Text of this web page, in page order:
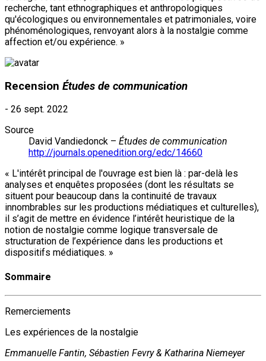
recherche, tant ethnographiques et anthropologiques
qu'écologiques ou environnementales et patrimoniales, voire
phénoménologiques, renvoyant alors à la nostalgie comme
affection et/ou expérience. »
Recension Études de communication
- 26 sept. 2022
Source
David Vandiedonck – Études de communication
http://journals.openedition.org/edc/14660
« L'intérêt principal de l'ouvrage est bien là : par-delà les
analyses et enquêtes proposées (dont les résultats se
situent pour beaucoup dans la continuité de travaux
innombrables sur les productions médiatiques et culturelles),
il s’agit de mettre en évidence l’intérêt heuristique de la
notion de nostalgie comme logique transversale de
structuration de l’expérience dans les productions et
dispositifs médiatiques. »
Sommaire
Remerciements
Les expériences de la nostalgie
Emmanuelle Fantin, Sébastien Fevry & Katharina Niemeyer